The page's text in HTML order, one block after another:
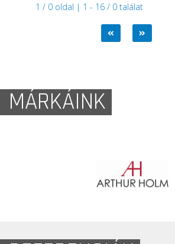
1 / 0 oldal | 1 - 16 / 0 találat
MÁRKÁINK